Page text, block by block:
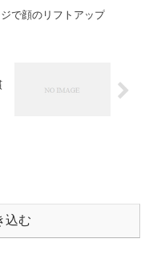
で顔のリフトアップ
込む